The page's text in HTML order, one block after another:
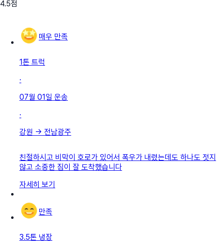
4.5점
매우 만족
1톤 트럭
·
07월 01일 운송
·
강원 → 전남광주
친절하시고 비막이 호로가 있어서 폭우가 내렸는데도 하나도 젓지
않고 소중한 짐이 잘 도착했습니다
자세히 보기
만족
3.5톤 냉장